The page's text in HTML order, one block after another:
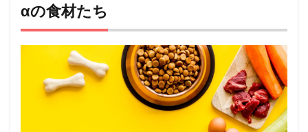
αの食材たち